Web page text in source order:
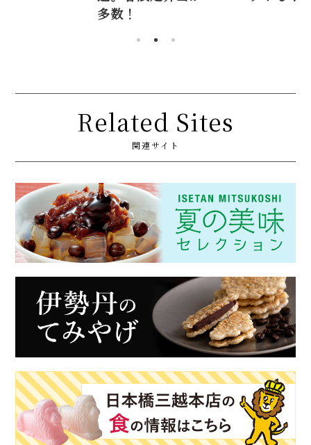
Related Sites
関連サイト